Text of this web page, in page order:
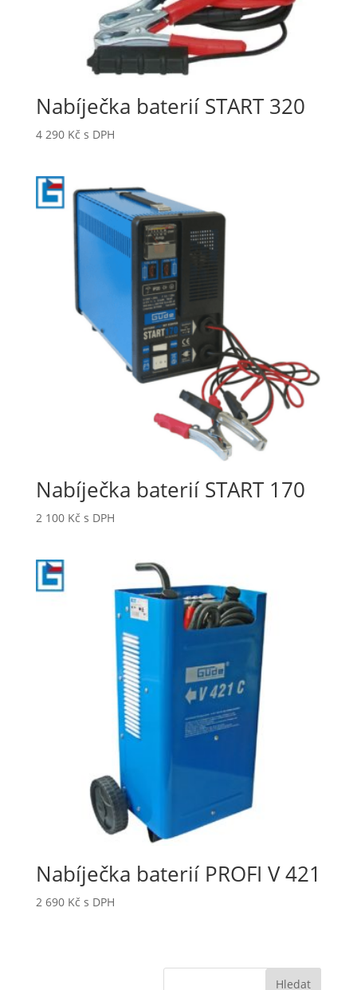
Nabíječka baterií START 320
4 290 Kč s DPH
Nabíječka baterií START 170
2 100 Kč s DPH
Nabíječka baterií PROFI V 421
2 690 Kč s DPH